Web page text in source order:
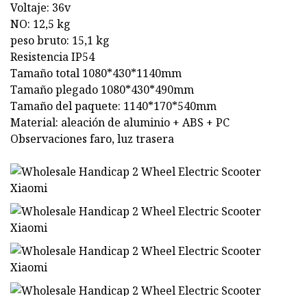
Voltaje: 36v
NO: 12,5 kg
peso bruto: 15,1 kg
Resistencia IP54
Tamaño total 1080*430*1140mm
Tamaño plegado 1080*430*490mm
Tamaño del paquete: 1140*170*540mm
Material: aleación de aluminio + ABS + PC
Observaciones faro, luz trasera